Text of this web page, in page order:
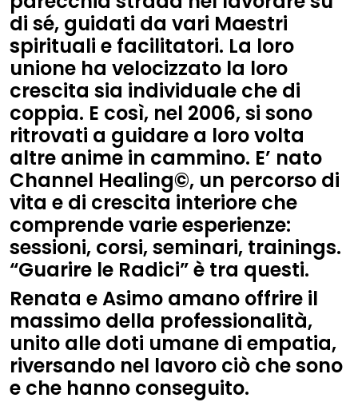
di sé, guidati da vari Maestri
spirituali e facilitatori. La loro
unione ha velocizzato la loro
crescita sia individuale che di
coppia. E così, nel 2006, si sono
ritrovati a guidare a loro volta
altre anime in cammino. E’ nato
Channel Healing©, un percorso di
vita e di crescita interiore che
comprende varie esperienze:
sessioni, corsi, seminari, trainings.
“Guarire le Radici” è tra questi.
Renata e Asimo amano offrire il
massimo della professionalità,
unito alle doti umane di empatia,
riversando nel lavoro ciò che sono
e che hanno conseguito.